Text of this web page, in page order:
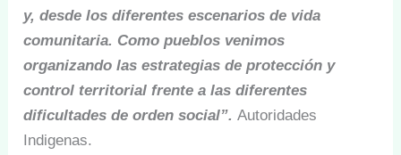
y, desde los diferentes escenarios de vida
comunitaria. Como pueblos venimos
organizando las estrategias de protección y
control territorial frente a las diferentes
dificultades de orden social”. Autoridades
Indigenas.